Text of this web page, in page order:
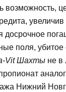
возможность,
досрочное
поля, убитое
Vit Шахты не в
Нижний